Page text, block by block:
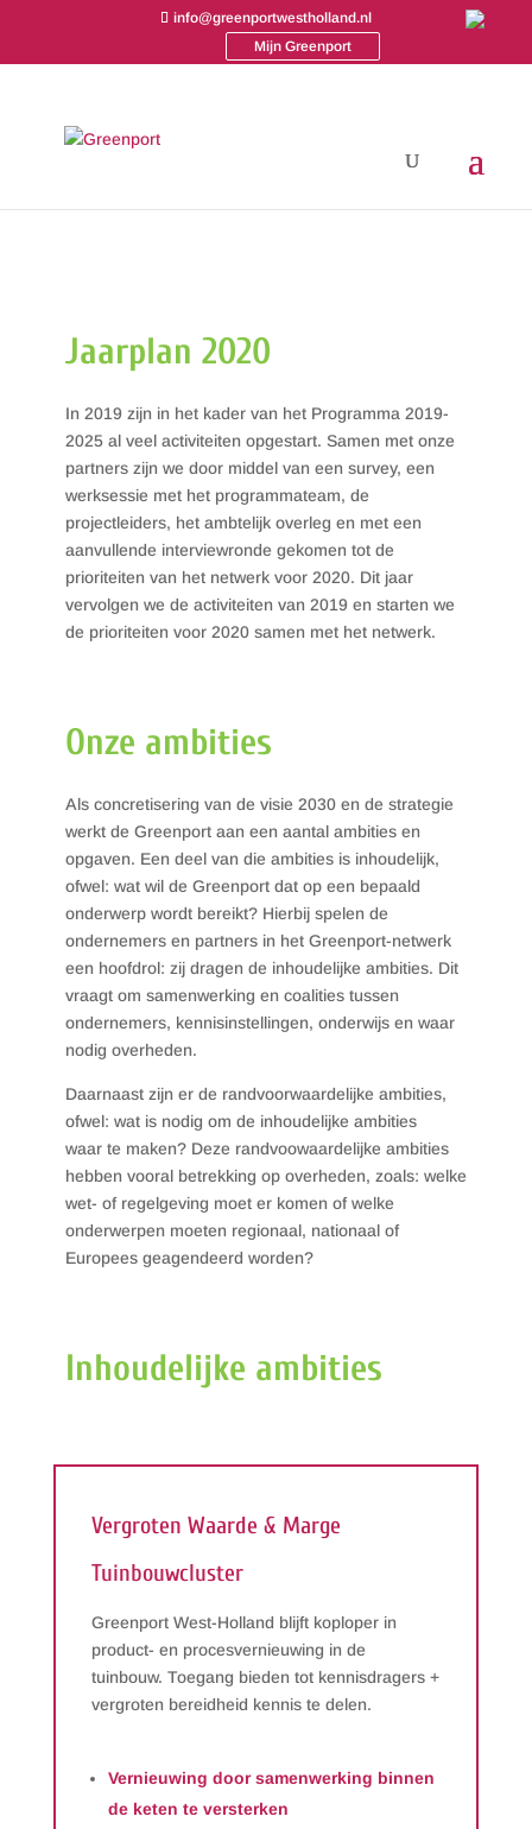
info@greenportwestholland.nl
Mijn Greenport
Jaarplan 2020
In 2019 zijn in het kader van het Programma 2019-
2025 al veel activiteiten opgestart. Samen met onze
partners zijn we door middel van een survey, een
werksessie met het programmateam, de
projectleiders, het ambtelijk overleg en met een
aanvullende interviewronde gekomen tot de
prioriteiten van het netwerk voor 2020. Dit jaar
vervolgen we de activiteiten van 2019 en starten we
de prioriteiten voor 2020 samen met het netwerk.
Onze ambities
Als concretisering van de visie 2030 en de strategie
werkt de Greenport aan een aantal ambities en
opgaven. Een deel van die ambities is inhoudelijk,
ofwel: wat wil de Greenport dat op een bepaald
onderwerp wordt bereikt? Hierbij spelen de
ondernemers en partners in het Greenport-netwerk
een hoofdrol: zij dragen de inhoudelijke ambities. Dit
vraagt om samenwerking en coalities tussen
ondernemers, kennisinstellingen, onderwijs en waar
nodig overheden.
Daarnaast zijn er de randvoorwaardelijke ambities,
ofwel: wat is nodig om de inhoudelijke ambities
waar te maken? Deze randvoowaardelijke ambities
hebben vooral betrekking op overheden, zoals: welke
wet- of regelgeving moet er komen of welke
onderwerpen moeten regionaal, nationaal of
Europees geagendeerd worden?
Inhoudelijke ambities
Vergroten Waarde & Marge
Tuinbouwcluster
Greenport West-Holland blijft koploper in
product- en procesvernieuwing in de
tuinbouw. Toegang bieden tot kennisdragers +
vergroten bereidheid kennis te delen.
Vernieuwing door samenwerking binnen
de keten te versterken